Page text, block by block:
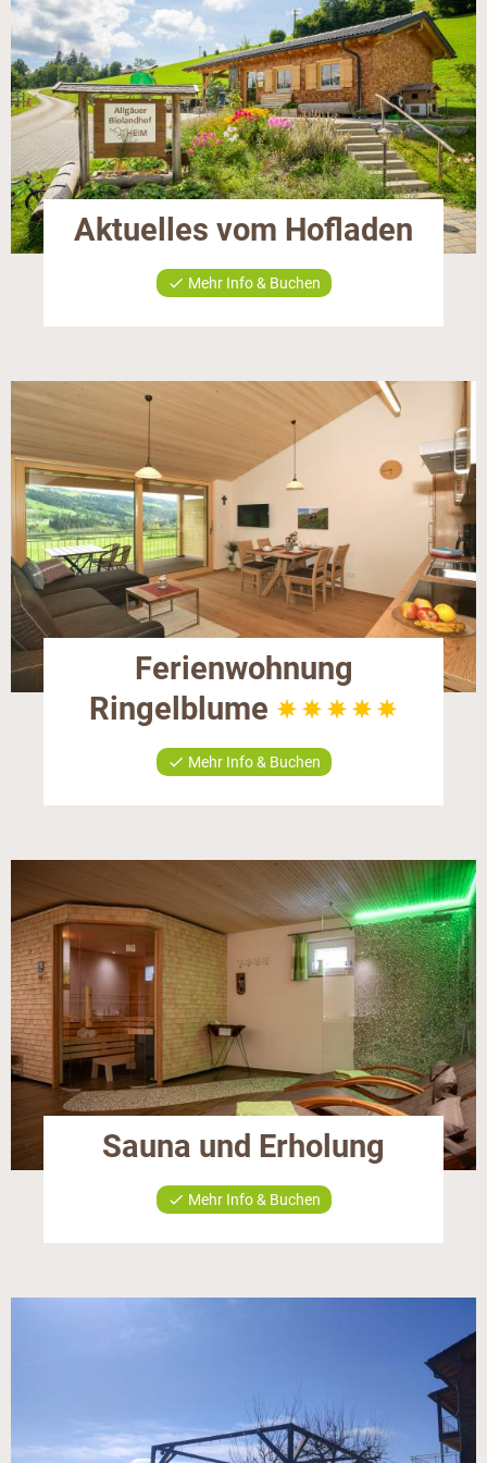
Aktuelles vom Hofladen
check Mehr Info & Buchen
Ferienwohnung
Ringelblume
check Mehr Info & Buchen
Sauna und Erholung
check Mehr Info & Buchen